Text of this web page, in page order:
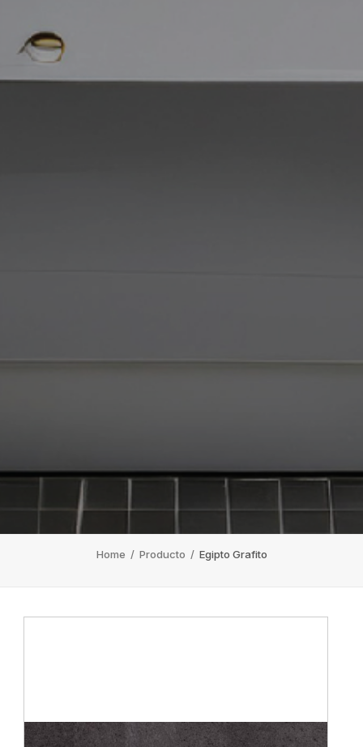
Home / Producto / Egipto Grafito